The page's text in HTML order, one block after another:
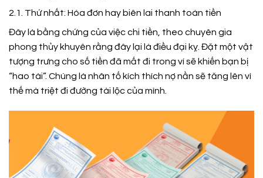
2.1. Thứ nhất: Hóa đơn hay biên lai thanh toán tiền
Đây là bằng chứng của việc chi tiền, theo chuyên gia
phong thủy khuyên rằng đây lại là điều đại kỵ. Đặt một vật
tượng trưng cho số tiền đã mất đi trong ví sẽ khiến bạn bị
“hao tài”. Chúng là nhân tố kích thích nợ nần sẽ tăng lên vì
thế mà triệt đi đường tài lộc của mình.